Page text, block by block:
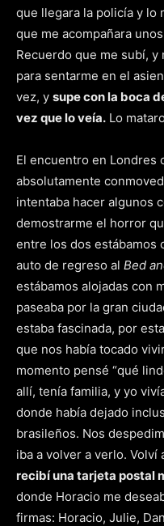
que llegara la policía y lo
que me acompañara
Recuerdo que me subí,
para sentarme en el
vez, y supe con la boca
vez que lo veía. Lo
El encuentro en Londres
absolutamente
intentaba hacer algunos
demostrarme el horror
entre los dos estábamos
auto de regreso al Bed
estábamos alojadas con
paseaba por la gran
estaba fascinada, por
que nos había tocado
momento pensé “qué
allí, tenía familia, y yo
donde había dejado
brasileños. Nos
iba a volver a verlo.
recibí una tarjeta postal
donde Horacio me
firmas: Horacio, Julie,